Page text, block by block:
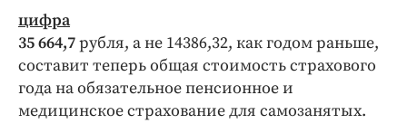
цифра
35 664,7рубля, а не 14386,32, как годом раньше,
составит теперь общая стоимость страхового
года на обязательное пенсионное и
медицинское страхование для самозанятых.